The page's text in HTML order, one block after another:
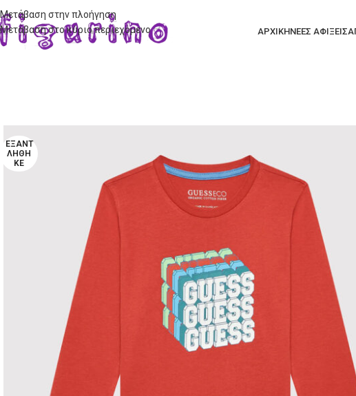
Μετάβαση στην πλοήγηση
Μετάβαση στο κύριο περιεχόμενο
ΑΡΧΙΚΗΝΕΕΣ ΑΦΙΞΕΙΣ
ΕΞΑΝΤ
ΛΉΘΗ
ΚΕ